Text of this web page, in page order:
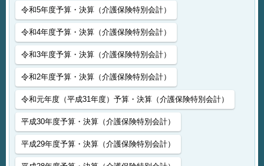
令和5年度予算・決算（介護保険特別会計）
令和4年度予算・決算（介護保険特別会計）
令和3年度予算・決算（介護保険特別会計）
令和2年度予算・決算（介護保険特別会計）
令和元年度（平成31年度）予算・決算（介護保険特別会計）
平成30年度予算・決算（介護保険特別会計）
平成29年度予算・決算（介護保険特別会計）